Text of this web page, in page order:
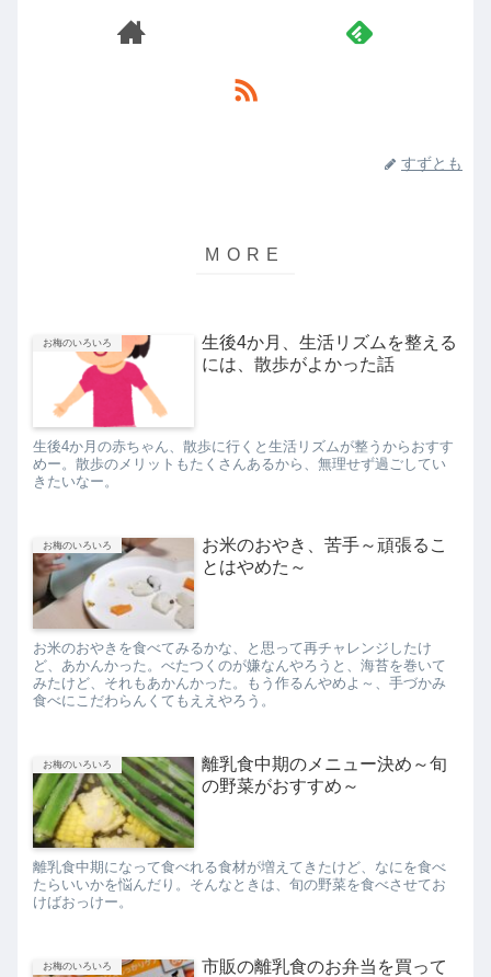
すずとも
お梅のいろいろ
生後4か月、生活リズムを整える
には、散歩がよかった話
生後4か月の赤ちゃん、散歩に行くと生活リズムが整うからおすす
めー。散歩のメリットもたくさんあるから、無理せず過ごしてい
きたいなー。
お梅のいろいろ
お米のおやき、苦手～頑張るこ
とはやめた～
お米のおやきを食べてみるかな、と思って再チャレンジしたけ
ど、あかんかった。べたつくのが嫌なんやろうと、海苔を巻いて
みたけど、それもあかんかった。もう作るんやめよ～、手づかみ
食べにこだわらんくてもええやろう。
お梅のいろいろ
離乳食中期のメニュー決め～旬
の野菜がおすすめ～
離乳食中期になって食べれる食材が増えてきたけど、なにを食べ
たらいいかを悩んだり。そんなときは、旬の野菜を食べさせてお
けばおっけー。
お梅のいろいろ
市販の離乳食のお弁当を買って